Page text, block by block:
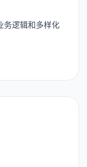
务逻辑和多样化